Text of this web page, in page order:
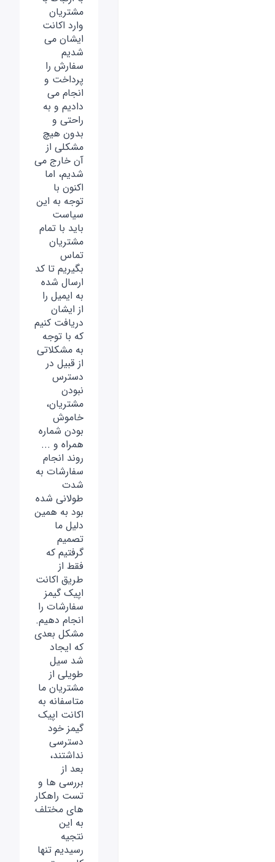
مشتریان
وارد اکانت
ایشان می
شدیم
سفارش را
پرداخت و
انجام می
دادیم و به
راحتی و
بدون هیچ
مشکلی از
آن خارج می
شدیم، اما
اکنون با
توجه به این
سیاست
باید با تمام
مشتریان
تماس
بگیریم تا کد
ارسال شده
به ایمیل را
از ایشان
دریافت کنیم
که با توجه
به مشکلاتی
از قبیل در
دسترس
نبودن
مشتریان،
خاموش
بودن شماره
همراه و ...
روند انجام
سفارشات به
شدت
طولانی شده
بود به همین
دلیل ما
تصمیم
گرفتیم که
فقط از
طریق اکانت
اپیک گیمز
سفارشات را
انجام دهیم.
مشکل بعدی
که ایجاد
شد سیل
طویلی از
مشتریان ما
متاسفانه به
اکانت اپیک
گیمز خود
دسترسی
نداشتند،
بعد از
بررسی ها و
تست راهکار
های مختلف
به این
نتجیه
رسیدیم تنها